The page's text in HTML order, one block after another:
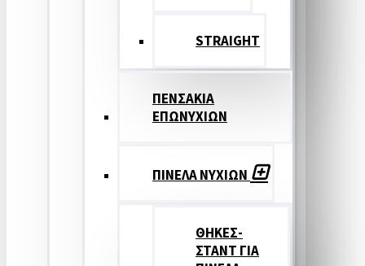
STRAIGHT
ΠΕΝΣΑΚΙΑ
ΕΠΩΝΥΧΙΩΝ
ΠΙΝΕΛΑ ΝΥΧΙΩΝ
ΘΗΚΕΣ-
ΣΤΑΝΤ ΓΙΑ